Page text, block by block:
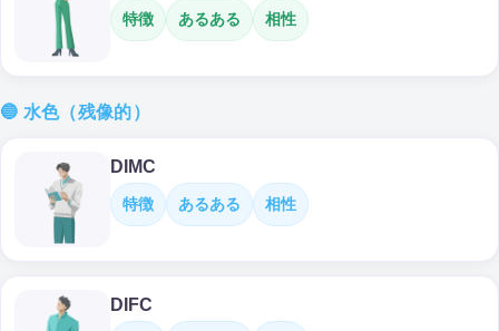
特徴 あるある 相性
🔵 水色（残像的）
DIMC
特徴 あるある 相性
DIFC